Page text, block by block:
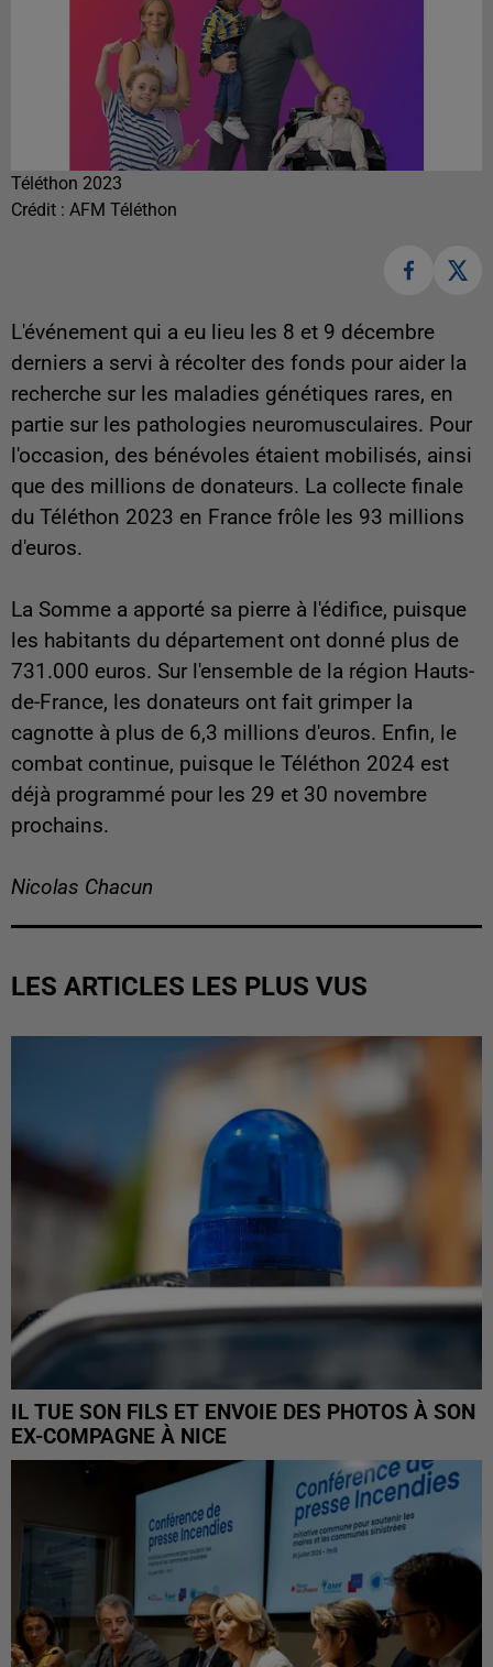
Téléthon 2023
Crédit : AFM Téléthon
L'événement qui a eu lieu les 8 et 9 décembre
derniers a servi à récolter des fonds pour aider la
recherche sur les maladies génétiques rares, en
partie sur les pathologies neuromusculaires. Pour
l'occasion, des bénévoles étaient mobilisés, ainsi
que des millions de donateurs. La collecte finale
du Téléthon 2023 en France frôle les 93 millions
d'euros.
La Somme a apporté sa pierre à l'édifice, puisque
les habitants du département ont donné plus de
731.000 euros. Sur l'ensemble de la région Hauts-
de-France, les donateurs ont fait grimper la
cagnotte à plus de 6,3 millions d'euros. Enfin, le
combat continue, puisque le Téléthon 2024 est
déjà programmé pour les 29 et 30 novembre
prochains.
Nicolas Chacun
LES ARTICLES LES PLUS VUS
IL TUE SON FILS ET ENVOIE DES PHOTOS À SON
EX-COMPAGNE À NICE